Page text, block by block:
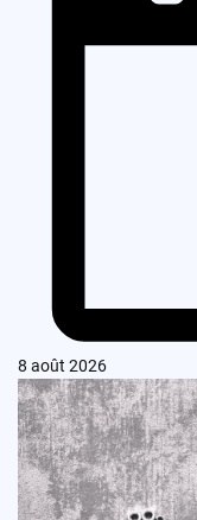
8 août 2026